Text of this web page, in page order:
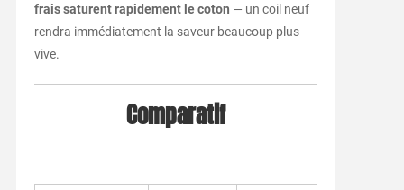
frais saturent rapidement le coton — un coil neuf
rendra immédiatement la saveur beaucoup plus
vive.
Comparatif